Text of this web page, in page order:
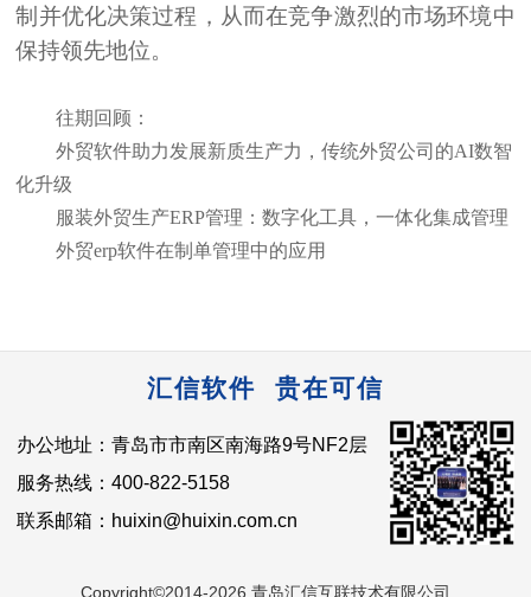
制并优化决策过程，从而在竞争激烈的市场环境中
保持领先地位。
往期回顾：
外贸软件助力发展新质生产力，传统外贸公司的AI数智
化升级
服装外贸生产ERP管理：数字化工具，一体化集成管理
外贸erp软件在制单管理中的应用
汇信软件 贵在可信
办公地址：青岛市市南区南海路9号NF2层
服务热线：400-822-5158
联系邮箱：huixin@huixin.com.cn
Copyright©2014-2026 青岛汇信互联技术有限公司